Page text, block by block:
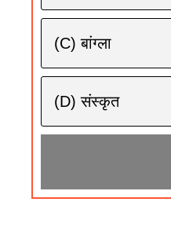
(C) बांग्ला
(D) संस्कृत